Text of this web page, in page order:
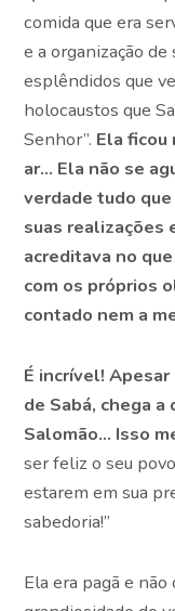
comida que era
e a organização
esplêndidos que
holocaustos que
Senhor”. Ela ficou
ar… Ela não se
verdade tudo
suas realizações
acreditava no
com os próprios
contado nem a
É incrível!
de Sabá, chega
Salomão… Isso
ser feliz o seu
estarem em sua
sabedoria!”
Ela era pagã e